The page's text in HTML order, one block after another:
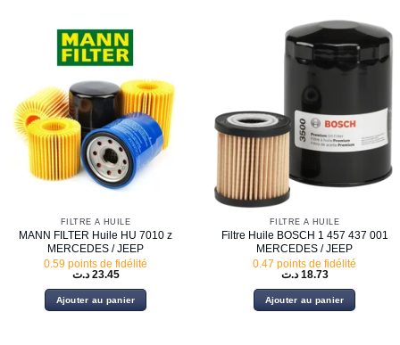
FILTRE À HUILE
MANN FILTER Huile HU 7010 z
MERCEDES / JEEP
0.59 points de fidélité
23.45 د.ت
Ajouter au panier
FILTRE À HUILE
Filtre Huile BOSCH 1 457 437 001
MERCEDES / JEEP
0.47 points de fidélité
18.73 د.ت
Ajouter au panier